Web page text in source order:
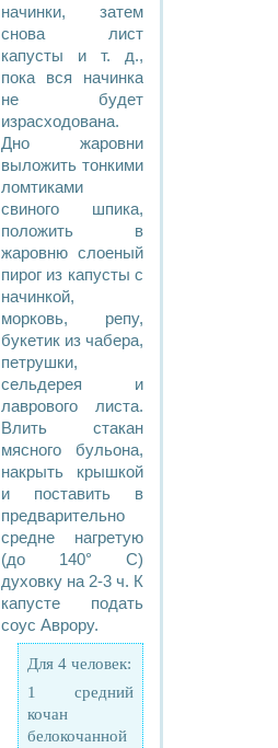
начинки, затем
снова лист
капусты и т. д.,
пока вся начинка
не будет
израсходована.
Дно жаровни
выложить тонкими
ломтиками
свиного шпика,
положить в
жаровню слоеный
пирог из капусты с
начинкой,
морковь, репу,
букетик из чабера,
петрушки,
сельдерея и
лаврового листа.
Влить стакан
мясного бульона,
накрыть крышкой
и поставить в
предварительно
средне нагретую
(до 140° С)
духовку на 2-3 ч. К
капусте подать
соус Аврору.
Для 4 человек:
1 средний
кочан
белокочанной